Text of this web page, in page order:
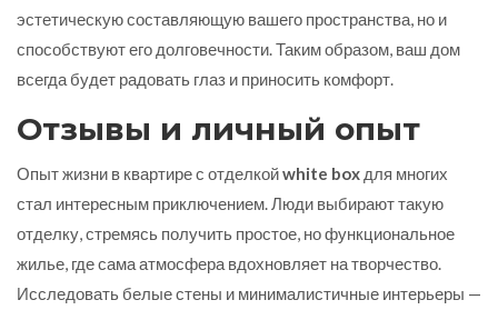
эстетическую составляющую вашего пространства, но и
способствуют его долговечности. Таким образом, ваш дом
всегда будет радовать глаз и приносить комфорт.
Отзывы и личный опыт
Опыт жизни в квартире с отделкойwhite box для многих
стал интересным приключением. Люди выбирают такую
отделку, стремясь получить простое, но функциональное
жилье, где сама атмосфера вдохновляет на творчество.
Исследовать белые стены и минималистичные интерьеры —